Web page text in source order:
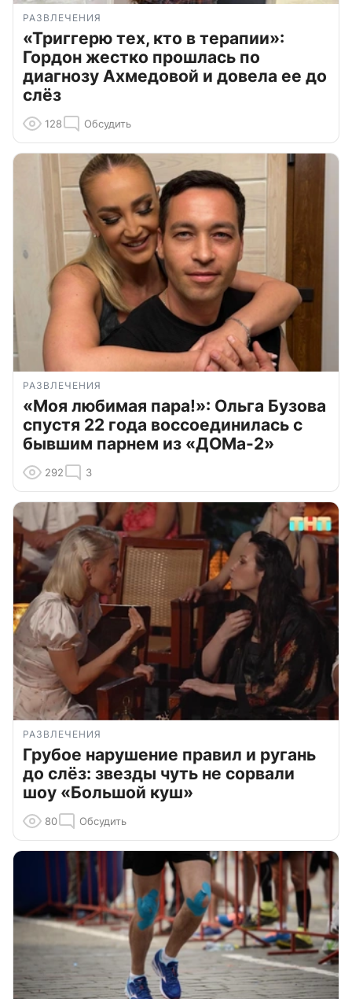
РАЗВЛЕЧЕНИЯ
«Триггерю тех, кто в терапии»:
Гордон жестко прошлась по
диагнозу Ахмедовой и довела ее до
слёз
128 Обсудить
РАЗВЛЕЧЕНИЯ
«Моя любимая пара!»: Ольга Бузова
спустя 22 года воссоединилась с
бывшим парнем из «ДОМа-2»
292 3
РАЗВЛЕЧЕНИЯ
Грубое нарушение правил и ругань
до слёз: звезды чуть не сорвали
шоу «Большой куш»
80 Обсудить